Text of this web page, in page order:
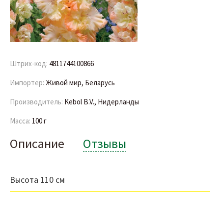
Штрих-код: 4811744100866
Импортер: Живой мир, Беларусь
Производитель: Kebol B.V., Нидерланды
Масса: 100 г
Описание Отзывы
Высота 110 см